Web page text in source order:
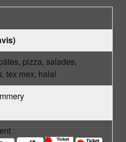
pizza, salades,
tex mex, halal
: